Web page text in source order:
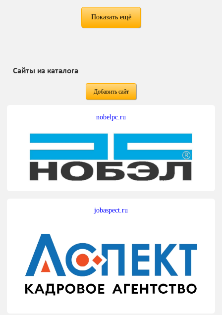
Показать ещё
Сайты из каталога
Добавить сайт
nobelpc.ru
jobaspect.ru